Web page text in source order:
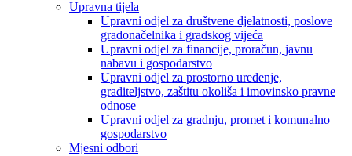
Upravna tijela
Upravni odjel za društvene djelatnosti, poslove
gradonačelnika i gradskog vijeća
Upravni odjel za financije, proračun, javnu
nabavu i gospodarstvo
Upravni odjel za prostorno uređenje,
graditeljstvo, zaštitu okoliša i imovinsko pravne
odnose
Upravni odjel za gradnju, promet i komunalno
gospodarstvo
Mjesni odbori